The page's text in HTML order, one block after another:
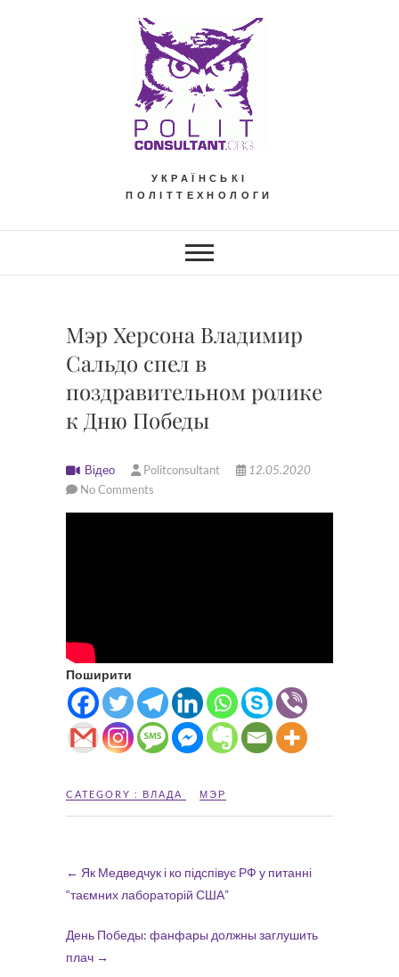
УКРАЇНСЬКІ
ПОЛІТТЕХНОЛОГИ
Мэр Херсона Владимир
Сальдо спел в
поздравительном ролике
к Дню Победы
Відео Politconsultant
12.05.2020
No Comments
Поширити
CATEGORY : ВЛАДА МЭР
← Як Медведчук і ко підспівує РФ у питанні
“таємних лабораторій США”
День Победы: фанфары должны заглушить
плач →